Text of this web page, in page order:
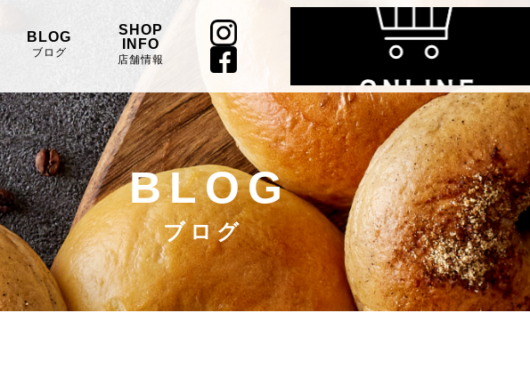
BLOG
ブログ
SHOP
INFO
店舗情報
BLOG
ブログ